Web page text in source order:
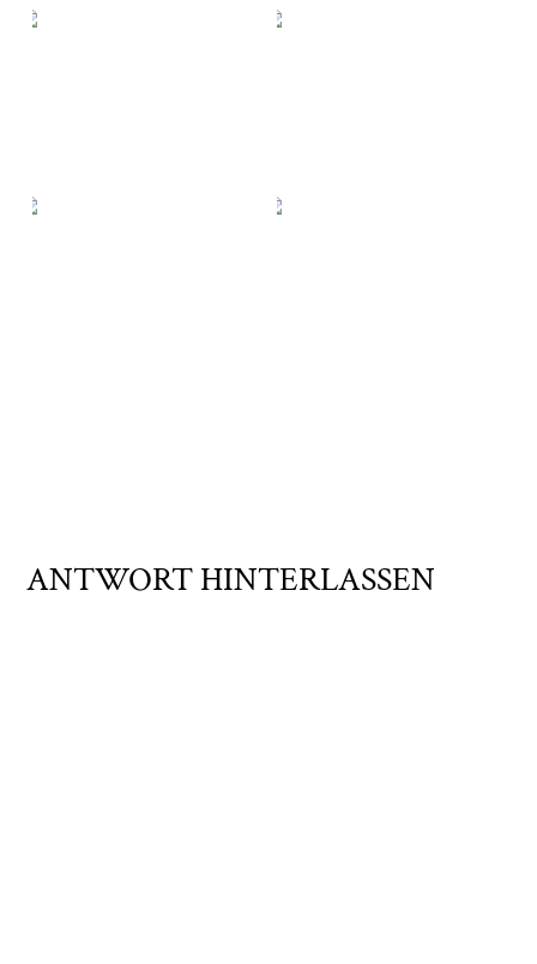
ANTWORT HINTERLASSEN